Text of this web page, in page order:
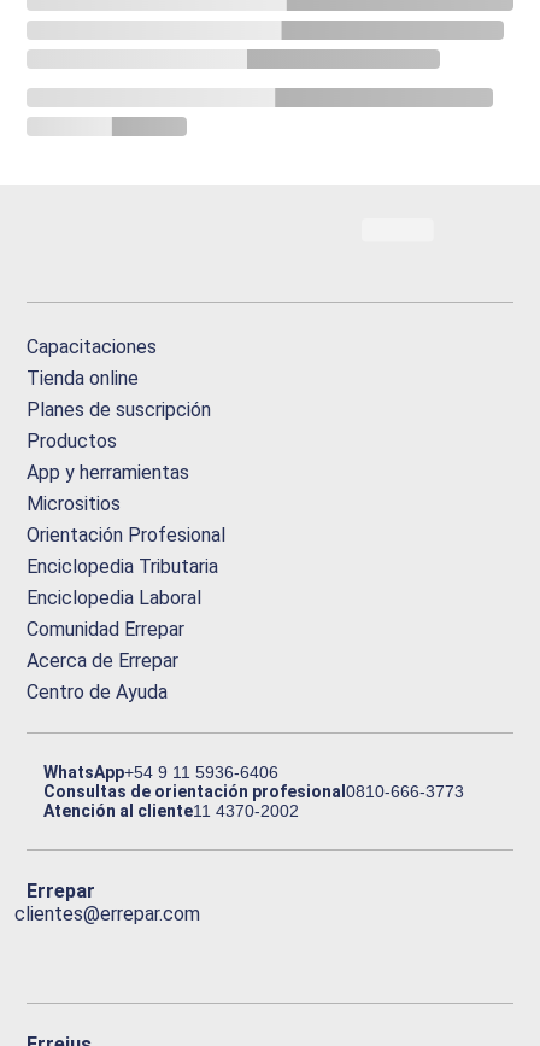
Capacitaciones
Tienda online
Planes de suscripción
Productos
App y herramientas
Micrositios
Orientación Profesional
Enciclopedia Tributaria
Enciclopedia Laboral
Comunidad Errepar
Acerca de Errepar
Centro de Ayuda
WhatsApp+54 9 11 5936-6406
Consultas de orientación profesional0810-666-3773
Atención al cliente11 4370-2002
Errepar
clientes@errepar.com